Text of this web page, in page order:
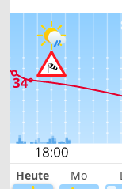
Heute Mo